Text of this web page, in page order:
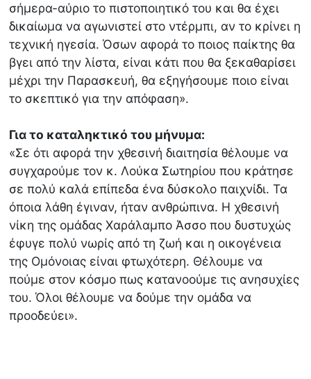
σήμερα-αύριο το πιστοποιητικό του και θα έχει
δικαίωμα να αγωνιστεί στο ντέρμπι, αν το κρίνει η
τεχνική ηγεσία. Όσων αφορά το ποιος παίκτης θα
βγει από την λίστα, είναι κάτι που θα ξεκαθαρίσει
μέχρι την Παρασκευή, θα εξηγήσουμε ποιο είναι
το σκεπτικό για την απόφαση».
Για το καταληκτικό του μήνυμα:
«Σε ότι αφορά την χθεσινή διαιτησία θέλουμε να
συγχαρούμε τον κ. Λούκα Σωτηρίου που κράτησε
σε πολύ καλά επίπεδα ένα δύσκολο παιχνίδι. Τα
όποια λάθη έγιναν, ήταν ανθρώπινα. Η χθεσινή
νίκη της ομάδας Χαράλαμπο Άσσο που δυστυχώς
έφυγε πολύ νωρίς από τη ζωή και η οικογένεια
της Ομόνοιας είναι φτωχότερη. Θέλουμε να
πούμε στον κόσμο πως κατανοούμε τις ανησυχίες
του. Όλοι θέλουμε να δούμε την ομάδα να
προοδεύει».